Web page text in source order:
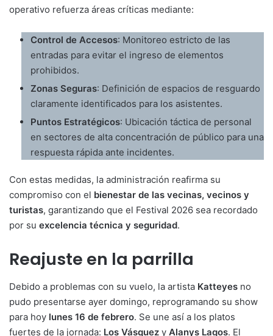
operativo refuerza áreas críticas mediante:
Control de Accesos: Monitoreo estricto de las
entradas para evitar el ingreso de elementos
prohibidos.
Zonas Seguras: Definición de espacios de resguardo
claramente identificados para los asistentes.
Puntos Estratégicos: Ubicación táctica de personal
en sectores de alta concentración de público para una
respuesta rápida ante incidentes.
Con estas medidas, la administración reafirma su
compromiso con el bienestar de las vecinas, vecinos y
turistas, garantizando que el Festival 2026 sea recordado
por su excelencia técnica y seguridad.
Reajuste en la parrilla
Debido a problemas con su vuelo, la artista Katteyes no
pudo presentarse ayer domingo, reprogramando su show
para hoy lunes 16 de febrero. Se une así a los platos
fuertes de la jornada: Los Vásquez y Alanys Lagos. El